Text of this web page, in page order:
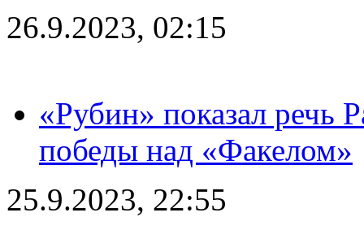
26.9.2023, 02:15
«Рубин» показал речь
победы над «Факелом»
25.9.2023, 22:55